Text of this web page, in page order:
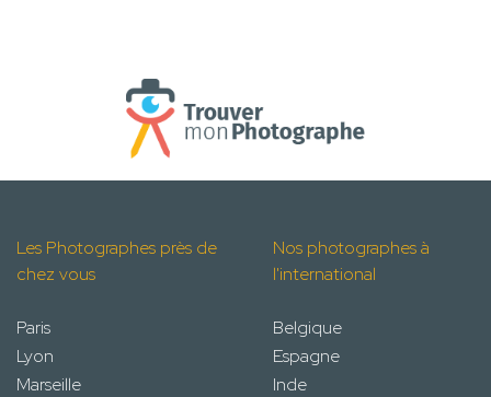
Les Photographes près de
chez vous
Paris
Lyon
Marseille
Nos photographes à
l'international
Belgique
Espagne
Inde